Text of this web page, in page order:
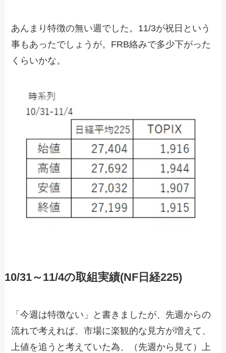
あんまり特徴の無い週でした。11/3が祝日という
事もあったでしょうが。FRB絡みで多少下がった
くらいかな。
10/31～11/4の取組実績(NF日経225)
「今週は特徴ない」と書きましたが、先週からの
流れで考えれば、市場に楽観的な見方が増えて、
上値を追うと考えていた為、（先週から見て）上